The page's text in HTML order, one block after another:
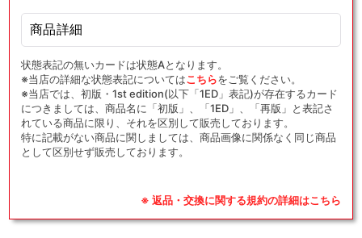
商品詳細
状態表記の無いカードは状態Aとなります。
※当店の詳細な状態表記についてはこちらをご覧ください。
※当店では、初版・1st edition(以下「1ED」表記)が存在するカード
につきましては、商品名に「初版」、「1ED」、「再版」と表記さ
れている商品に限り、それを区別して販売しております。
特に記載がない商品に関しましては、商品画像に関係なく同じ商品
として区別せず販売しております。
※ 返品・交換に関する規約の詳細はこちら